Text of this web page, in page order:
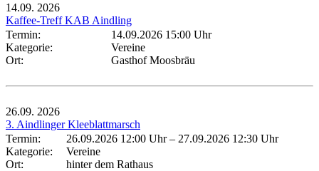
14.09. 2026
Kaffee-Treff KAB Aindling
Termin:
14.09.2026 15:00 Uhr
Kategorie:
Vereine
Ort:
Gasthof Moosbräu
26.09. 2026
3. Aindlinger Kleeblattmarsch
Termin:
26.09.2026 12:00 Uhr– 27.09.2026 12:30 Uhr
Kategorie:
Vereine
Ort:
hinter dem Rathaus